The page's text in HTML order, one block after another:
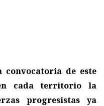
convocatoria de este
cada territorio la
progresistas ya